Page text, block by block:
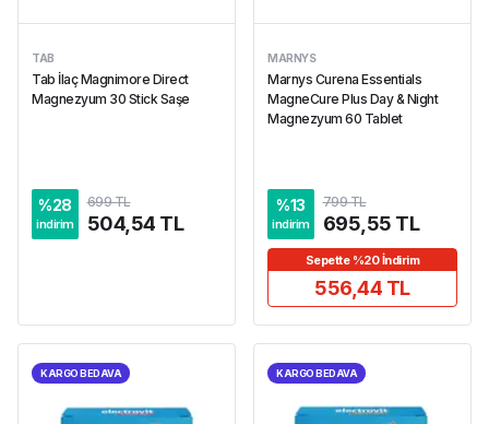
TAB
Tab İlaç Magnimore Direct
Magnezyum 30 Stick Saşe
%28
indirim
699 TL
504,54 TL
MARNYS
Marnys Curena Essentials
MagneCure Plus Day & Night
Magnezyum 60 Tablet
%13
indirim
799 TL
695,55 TL
Sepette %20 İndirim
556,44 TL
KARGO BEDAVA KARGO BEDAVA